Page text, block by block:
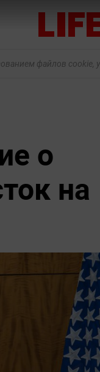
файлов cookie,
о
на